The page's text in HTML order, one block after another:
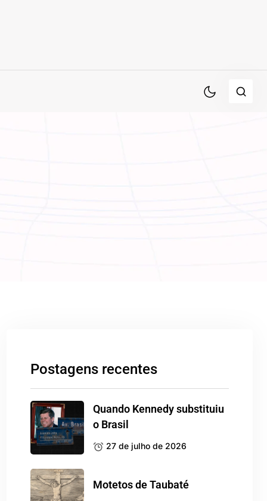
Postagens recentes
Quando Kennedy substituiu
o Brasil
27 de julho de 2026
Motetos de Taubaté